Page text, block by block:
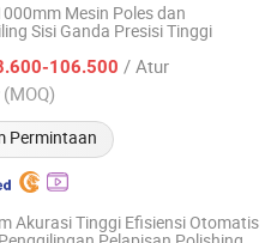
Mesin Poles dan
Sisi Ganda Presisi Tinggi
106.500 / Atur
(MOQ)
Permintaan
Co., Ltd
mulai 2023
Akurasi Tinggi Efisiensi Otomatis